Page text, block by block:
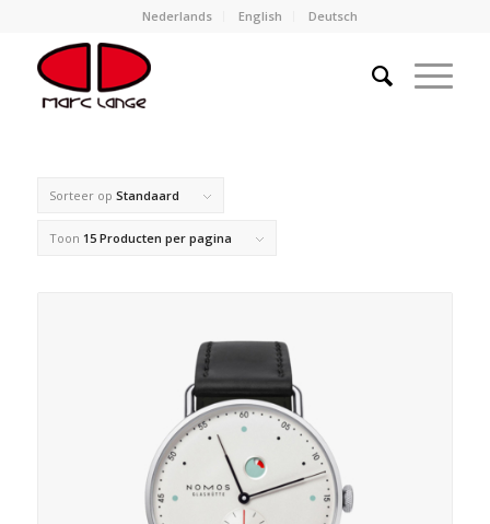
Nederlands English Deutsch
Sorteer op Standaard
Toon 15 Producten per pagina